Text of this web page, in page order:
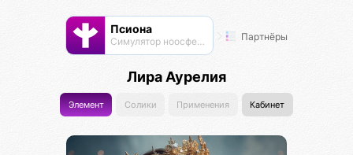
Псиона
Cимулятор ноосферы Партнёры
Лира Аурелия
Элемент Солики Применения Кабинет